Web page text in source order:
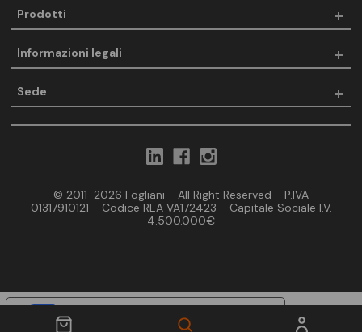
Prodotti
Informazioni legali
Sede
© 2011-2026 Fogliani - All Right Reserved - P.IVA
01317910121 - Codice REA VA172423 - Capitale Sociale I.V.
4.500.000€